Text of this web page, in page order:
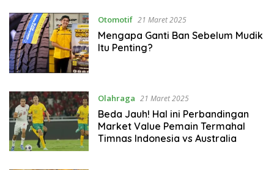
Otomotif 21 Maret 2025
Mengapa Ganti Ban Sebelum Mudik
Itu Penting?
Olahraga 21 Maret 2025
Beda Jauh! Hal ini Perbandingan
Market Value Pemain Termahal
Timnas Indonesia vs Australia